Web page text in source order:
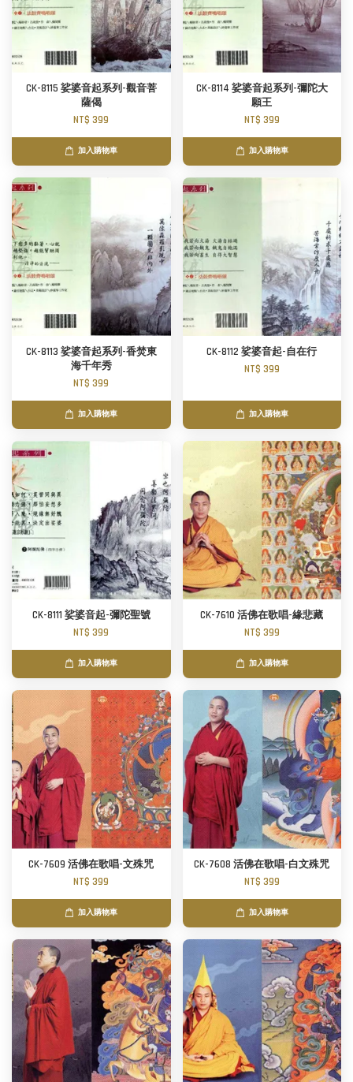
CK-8115 娑婆音起系列-觀音菩
薩偈
NT$ 399
加入購物車
CK-8114 娑婆音起系列-彌陀大
願王
NT$ 399
加入購物車
CK-8113 娑婆音起系列-香焚東
海千年秀
NT$ 399
加入購物車
CK-8112 娑婆音起-自在行
NT$ 399
加入購物車
CK-8111 娑婆音起-彌陀聖號
NT$ 399
加入購物車
CK-7610 活佛在歌唱-緣悲藏
NT$ 399
加入購物車
CK-7609 活佛在歌唱-文殊咒
NT$ 399
加入購物車
CK-7608 活佛在歌唱-白文殊咒
NT$ 399
加入購物車